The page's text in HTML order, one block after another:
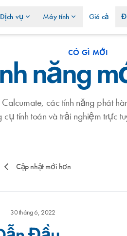
Dịch vụ Máy tính Giá cả
CÓ GÌ MỚI
năng
các tính năng phát
tính toán và trải nghiệm trực
Cập nhật mới hơn
30 tháng 6, 2022